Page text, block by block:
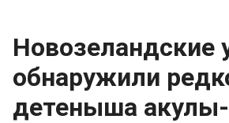
Новозеландские
обнаружили
детеныша